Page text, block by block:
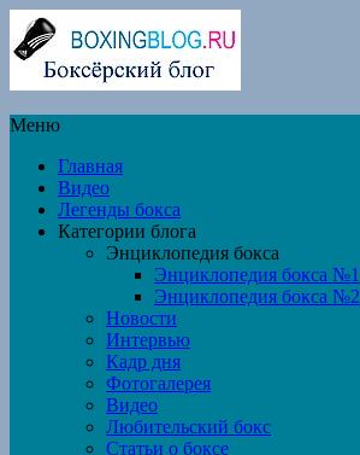
Меню
Главная
Видео
Легенды бокса
Категории блога
Энциклопедия бокса
Энциклопедия бокса №1
Энциклопедия бокса №2
Новости
Интервью
Кадр дня
Фотогалерея
Видео
Любительский бокс
Статьи о боксе